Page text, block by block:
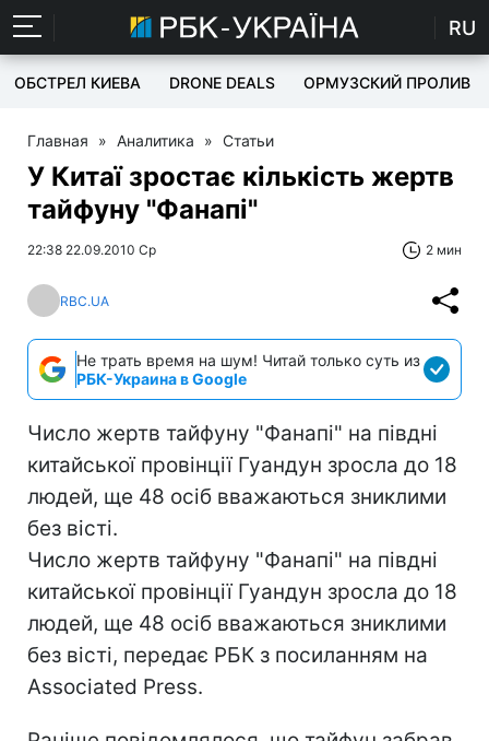
RU
ОБСТРЕЛ КИЕВА DRONE DEALS ОРМУЗСКИЙ ПРОЛИВ
Главная » Аналитика » Статьи
У Китаї зростає кількість жертв
тайфуну "Фанапі"
22:38 22.09.2010 Ср 2 мин
RBC.UA
Не трать время на шум! Читай только суть из
РБК-Украина в Google
Число жертв тайфуну "Фанапі" на півдні
китайської провінції Гуандун зросла до 18
людей, ще 48 осіб вважаються зниклими
без вісті.
Число жертв тайфуну "Фанапі" на півдні
китайської провінції Гуандун зросла до 18
людей, ще 48 осіб вважаються зниклими
без вісті, передає РБК з посиланням на
Associated Press.